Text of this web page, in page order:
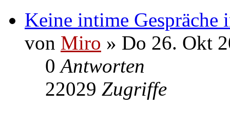
Keine intime Gespräche
von Miro » Do 26. Okt
0Antworten
22029 Zugriffe